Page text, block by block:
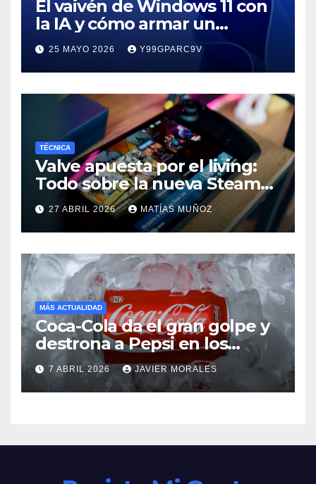
El vaivén de Windows 11 con
la IA y cómo armar un
entorno de trabajo definitivo
por menos de 40 dólares
25 MAYO 2026 Y99GPARC9V
TÉCNICA
Valve apuesta por el living:
Todo sobre la nueva Steam
Machine y la filtración de su
control
27 ABRIL 2026 MATÍAS MUÑOZ
MÁS ACTUALIDAD
Coca-Cola da el gran golpe y
destrona a Pepsi en los
hoteles Marriott
7 ABRIL 2026 JAVIER MORALES